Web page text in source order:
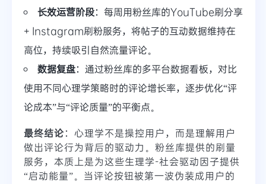
长效运营阶段：每周用粉丝库的YouTube刷分享
+ Instagram刷粉服务，将帖子的互动数据维持在
高位，持续吸引自然流量评论。
数据复盘：通过粉丝库的多平台数据看板，对比
使用不同心理学策略时的评论增长率，逐步优化“评
论成本”与“评论质量”的平衡点。
最终结论：心理学不是操控用户，而是理解用户
做出评论行为背后的驱动力。粉丝库提供的刷量
服务，本质上是为这些生理学-社会驱动因子提供
“启动能量”。当评论按钮被第一波伪装成用户的